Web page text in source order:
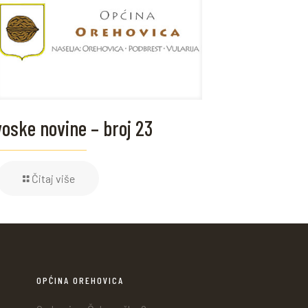
novine – broj 23
Čitaj više
OPĆINA OREHOVICA